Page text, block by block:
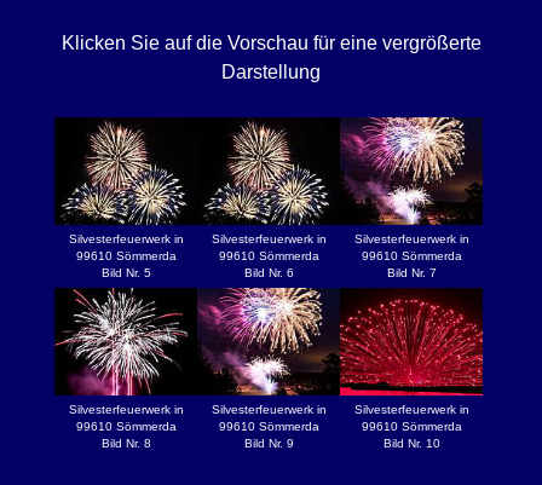
Klicken Sie auf die Vorschau für eine vergrößerte
Darstellung
Silvesterfeuerwerk in
99610 Sömmerda
Bild Nr. 5
Silvesterfeuerwerk in
99610 Sömmerda
Bild Nr. 6
Silvesterfeuerwerk in
99610 Sömmerda
Bild Nr. 7
Silvesterfeuerwerk in
99610 Sömmerda
Bild Nr. 8
Silvesterfeuerwerk in
99610 Sömmerda
Bild Nr. 9
Silvesterfeuerwerk in
99610 Sömmerda
Bild Nr. 10